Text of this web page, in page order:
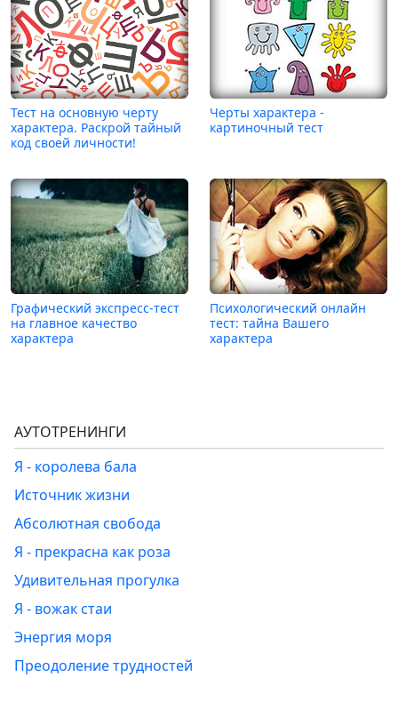
Тест на основную черту
характера. Раскрой тайный
код своей личности!
Черты характера -
картиночный тест
Графический экспресс-тест
на главное качество
характера
Психологический онлайн
тест: тайна Вашего
характера
АУТОТРЕНИНГИ
Я - королева бала
Источник жизни
Абсолютная свобода
Я - прекрасна как роза
Удивительная прогулка
Я - вожак стаи
Энергия моря
Преодоление трудностей